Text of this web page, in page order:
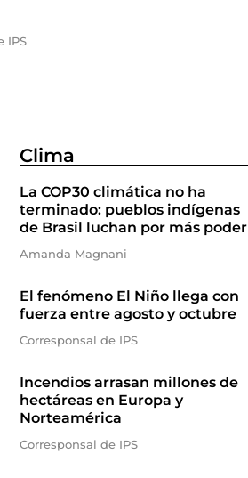
IPS
Clima
La COP30 climática no ha
terminado: pueblos indígenas
de Brasil luchan por más poder
Amanda Magnani
El fenómeno El Niño llega con
fuerza entre agosto y octubre
Corresponsal de IPS
Incendios arrasan millones de
hectáreas en Europa y
Norteamérica
Corresponsal de IPS